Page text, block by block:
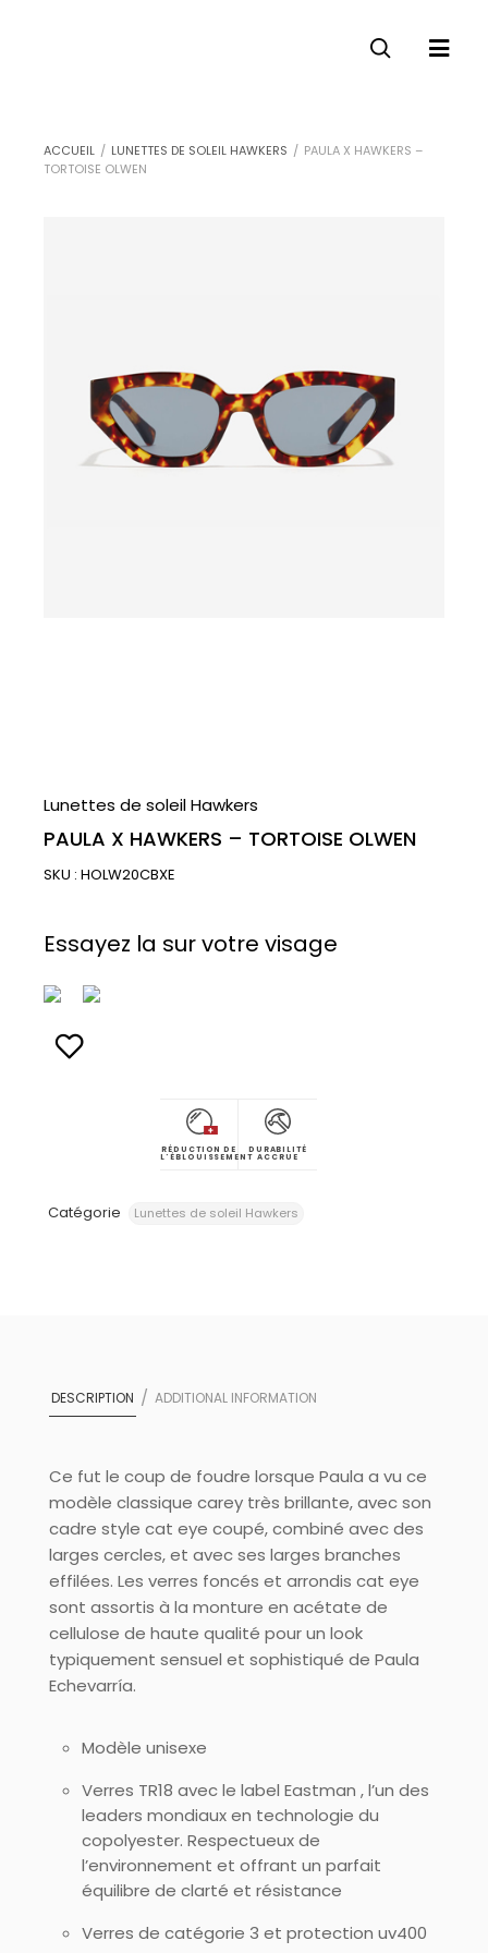
ACCUEIL / LUNETTES DE SOLEIL HAWKERS / PAULA X HAWKERS –
TORTOISE OLWEN
Lunettes de soleil Hawkers
PAULA X HAWKERS – TORTOISE OLWEN
SKU : HOLW20CBXE
Essayez la sur votre visage
RÉDUCTION DE
L'ÉBLOUISSEMENT
DURABILITÉ
ACCRUE
Catégorie Lunettes de soleil Hawkers
DESCRIPTION ADDITIONAL INFORMATION
Ce fut le coup de foudre lorsque Paula a vu ce
modèle classique carey très brillante, avec son
cadre style cat eye coupé, combiné avec des
larges cercles, et avec ses larges branches
effilées. Les verres foncés et arrondis cat eye
sont assortis à la monture en acétate de
cellulose de haute qualité pour un look
typiquement sensuel et sophistiqué de Paula
Echevarría.
Modèle unisexe
Verres TR18 avec le label Eastman , l’un des
leaders mondiaux en technologie du
copolyester. Respectueux de
l’environnement et offrant un parfait
équilibre de clarté et résistance
Verres de catégorie 3 et protection uv400